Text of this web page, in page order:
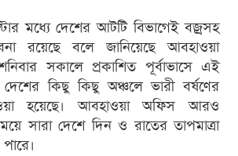
মধ্যে দেশের আটটি বিভাগেই বজ্রসহ
রয়েছে বলে জানিয়েছে আবহাওয়া
সকালে প্রকাশিত পূর্বাভাসে এই
দেশের কিছু কিছু অঞ্চলে ভারী বর্ষণের
হয়েছে। আবহাওয়া অফিস আরও
সারা দেশে দিন ও রাতের তাপমাত্রা